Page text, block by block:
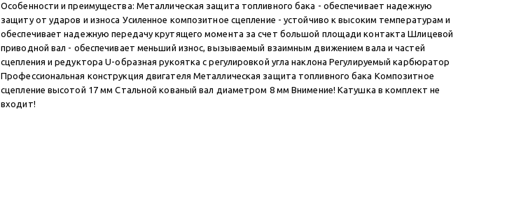
Особенности и преимущества: Металлическая защита топливного бака - обеспечивает надежную
защиту от ударов и износа Усиленное композитное сцепление - устойчиво к высоким температурам и
обеспечивает надежную передачу крутящего момента за счет большой площади контакта Шлицевой
приводной вал - обеспечивает меньший износ, вызываемый взаимным движением вала и частей
сцепления и редуктора U-образная рукоятка с регулировкой угла наклона Регулируемый карбюратор
Профессиональная конструкция двигателя Металлическая защита топливного бака Композитное
сцепление высотой 17 мм Стальной кованый вал диаметром 8 мм Внимение! Катушка в комплект не
входит!